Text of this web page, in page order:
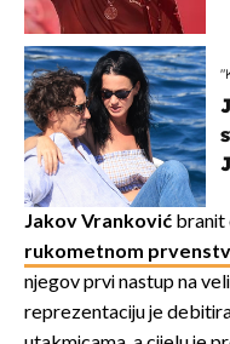
Jakov Vranković branit
rukometnom
njegov prvi nastup na
reprezentaciju je